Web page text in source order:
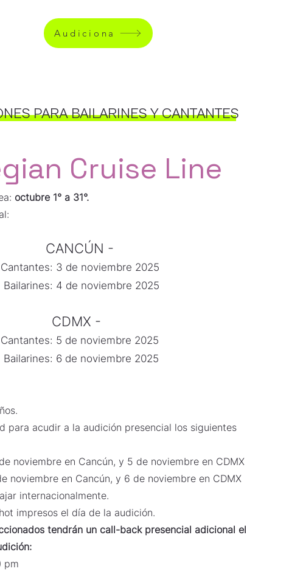
Audiciona
PARA BAILARINES Y CANTANTES
Cruise Line​​​
octubre 1° a 31°.
CANCÚN -
Cantantes: 3 de noviembre 2025
Bailarines: 4 de noviembre 2025
CDMX -
Cantantes: 5 de noviembre 2025
Bailarines: 6 de noviembre 2025
para acudir a la audición presencial los siguientes
noviembre en Cancún, y 5 de noviembre en CDMX
noviembre en Cancún, y 6 de noviembre en CDMX
internacionalmente.
impresos el día de la audición.
tendrán un call-back presencial adicional el
pm